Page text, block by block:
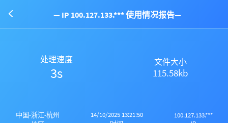
— IP 100.127.133.*** 使用情况报告—
处理速度
3s
文件大小
115.58kb
中国-浙江-杭州
14/10/2025 13:21:50
100.127.133.***